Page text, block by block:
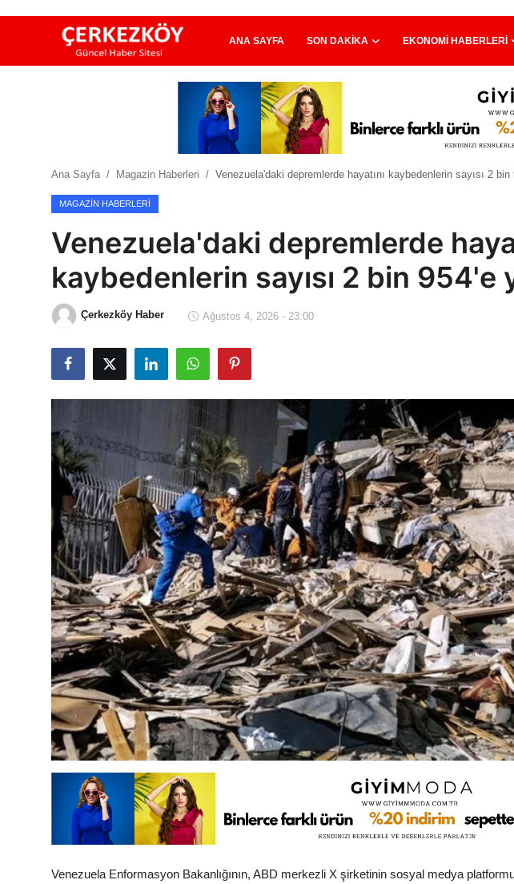
ANA SAYFA SON DAKIKA EKONOMI HABERLERI
Ekonomi Haberleri
Teknoloji Haberleri
Çerkezköy
Ana Sayfa Magazin Haberleri Venezuela'daki depremlerde hayatını kaybedenlerin sayısı 2
MAGAZIN HABERLERI
Venezuela'daki depremlerde
kaybedenlerin sayısı 2 bin 954'e
Çerkezköy Haber Ağustos 4, 2026 - 23:00
Venezuela Enformasyon Bakanlığının, ABD merkezli X şirketinin sosyal medya